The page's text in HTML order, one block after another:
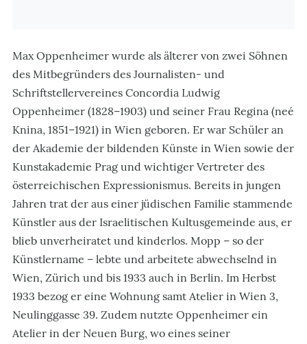
Max Oppenheimer wurde als älterer von zwei Söhnen
des Mitbegründers des Journalisten- und
Schriftstellervereines Concordia Ludwig
Oppenheimer (1828–1903) und seiner Frau Regina (neé
Knina, 1851–1921) in Wien geboren. Er war Schüler an
der Akademie der bildenden Künste in Wien sowie der
Kunstakademie Prag und wichtiger Vertreter des
österreichischen Expressionismus. Bereits in jungen
Jahren trat der aus einer jüdischen Familie stammende
Künstler aus der Israelitischen Kultusgemeinde aus, er
blieb unverheiratet und kinderlos. Mopp – so der
Künstlername – lebte und arbeitete abwechselnd in
Wien, Zürich und bis 1933 auch in Berlin. Im Herbst
1933 bezog er eine Wohnung samt Atelier in Wien 3,
Neulinggasse 39. Zudem nutzte Oppenheimer ein
Atelier in der Neuen Burg, wo eines seiner